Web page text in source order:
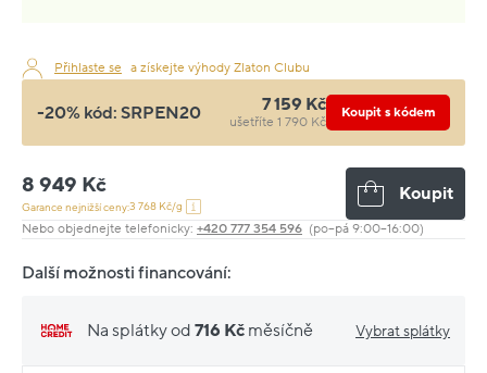
Přihlaste se a získejte výhody Zlaton Clubu
-20% kód: SRPEN20 7 159 Kč
ušetříte 1 790 Kč
Koupit s kódem
8 949 Kč
Garance nejnižší ceny:3 768 Kč/g
Koupit
Nebo objednejte telefonicky: +420 777 354 596 (po–pá 9:00–16:00)
Další možnosti financování:
Na splátky od 716 Kč měsíčně Vybrat splátky